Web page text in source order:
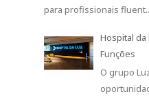
para profissionais
Hospital da
Funções
O grupo